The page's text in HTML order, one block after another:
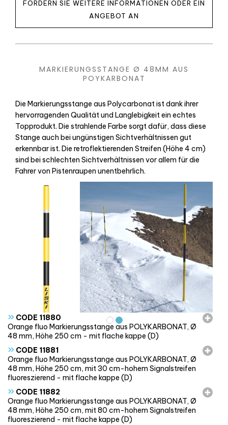
FORDERN SIE WEITERE INFORMATIONEN ODER EIN
ANGEBOT AN
MARKIERUNGSSTANGE Ø 48MM AUS
POYKARBONAT
Die Markierungsstange aus Polycarbonat ist dank ihrer
hervorragenden Qualität und Langlebigkeit ein echtes
Topprodukt. Die strahlende Farbe sorgt dafür, dass diese
Stange auch bei ungünstigen Sichtverhältnissen gut
erkennbar ist. Die retroflektierenden Streifen (Höhe 4 cm)
sind bei schlechten Sichtverhältnissen vor allem für die
Fahrer von Pistenraupen unentbehrlich.
» CODE 11880
Orange fluo Markierungsstange aus POLYKARBONAT, Ø
48 mm, Höhe 250 cm - mit flache kappe (D)
» CODE 11881
Orange fluo Markierungsstange aus POLYKARBONAT, Ø
48 mm, Höhe 250 cm, mit 30 cm-hohem Signalstreifen
fluoreszierend - mit flache kappe (D)
» CODE 11882
Orange fluo Markierungsstange aus POLYKARBONAT, Ø
48 mm, Höhe 250 cm, mit 80 cm-hohem Signalstreifen
fluoreszierend - mit flache kappe (D)